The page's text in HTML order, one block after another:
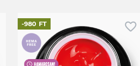
favorite_border
-980 FT